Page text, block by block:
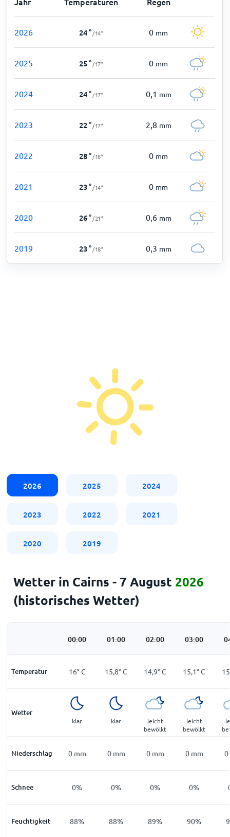
2026 24° /14° 0 mm
2025 25° /17° 0 mm
2024 24° /17° 0,1 mm
2023 22° /17° 2,8 mm
2022 28° /18° 0 mm
2021 23° /14° 0 mm
2020 26° /21° 0,6 mm
2019 23° /18° 0,3 mm
2026 2025 2024
2023 2022 2021
2020 2019
Wetter in Cairns - 7 August 2026
(historisches Wetter)
00:00 01:00 02:00 03:00
Temperatur 16°C 15,8°C 14,9°C 15,1°C
Wetter
klar klar
leicht
bewölkt
leicht
bewölkt
Niederschlag 0 mm 0 mm 0 mm 0 mm 0
Schnee 0% 0% 0% 0%
Feuchtigkeit 88% 88% 89% 90%